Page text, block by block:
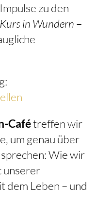
zu den
in Wundern –
Cafétreffen wir
um genau über
Wie wir
unserer
dem Leben – und